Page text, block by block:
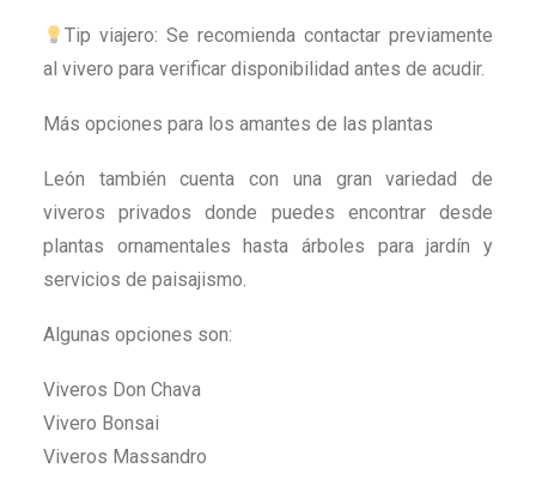
Tip viajero: Se recomienda contactar previamente
al vivero para verificar disponibilidad antes de acudir.
Más opciones para los amantes de las plantas
León también cuenta con una gran variedad de
viveros privados donde puedes encontrar desde
plantas ornamentales hasta árboles para jardín y
servicios de paisajismo.
Algunas opciones son:
Viveros Don Chava
Vivero Bonsai
Viveros Massandro